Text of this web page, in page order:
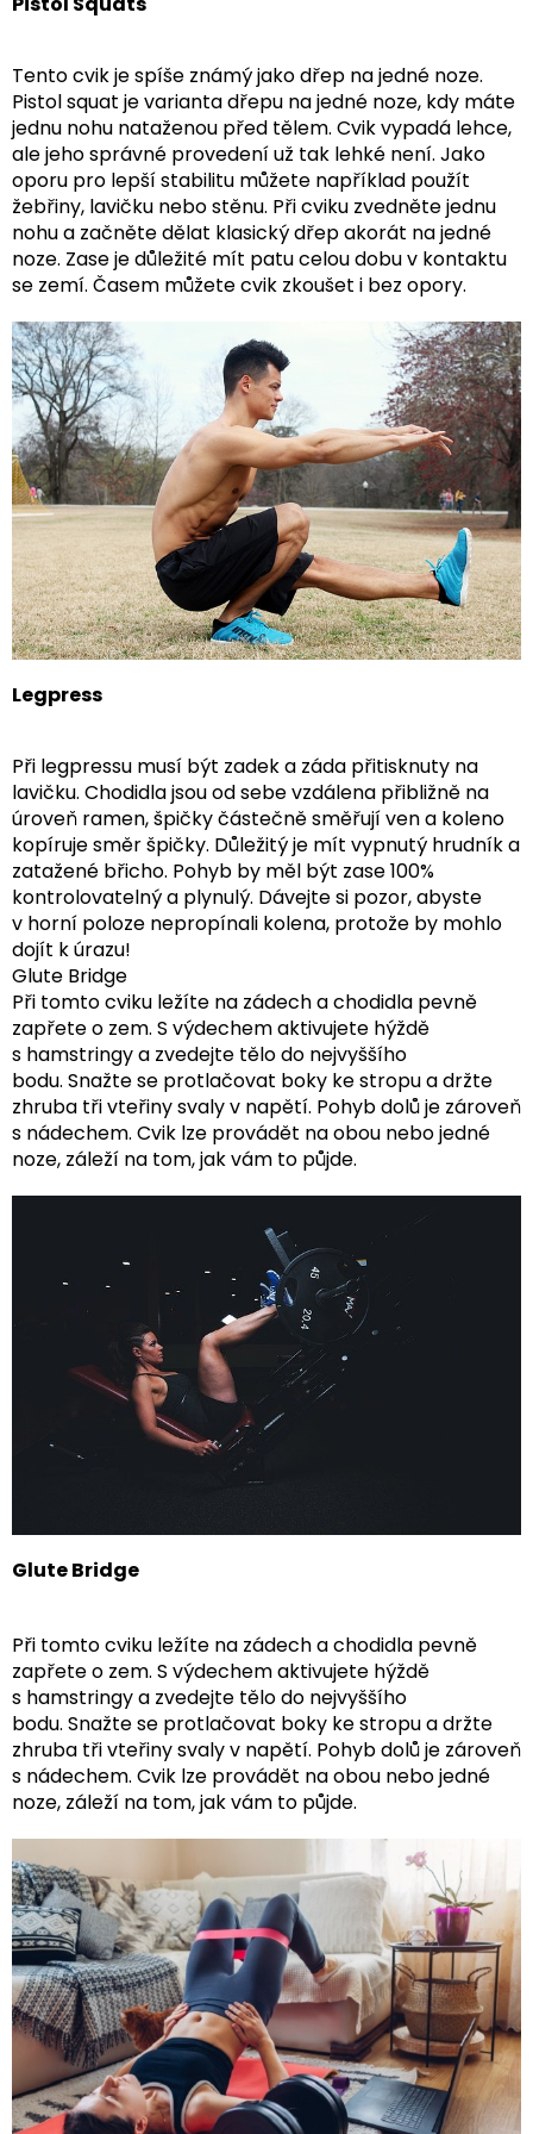
Tento cvik je spíše známý jako dřep na jedné noze.
Pistol squat je varianta dřepu na jedné noze, kdy máte
jednu nohu nataženou před tělem. Cvik vypadá lehce,
ale jeho správné provedení už tak lehké není. Jako
oporu pro lepší stabilitu můžete například použít
žebřiny, lavičku nebo stěnu. Při cviku zvedněte jednu
nohu a začněte dělat klasický dřep akorát na jedné
noze. Zase je důležité mít patu celou dobu v kontaktu
se zemí. Časem můžete cvik zkoušet i bez opory.
Legpress
Při legpressu musí být zadek a záda přitisknuty na
lavičku. Chodidla jsou od sebe vzdálena přibližně na
úroveň ramen, špičky částečně směřují ven a koleno
kopíruje směr špičky. Důležitý je mít vypnutý hrudník a
zatažené břicho. Pohyb by měl být zase 100%
kontrolovatelný a plynulý. Dávejte si pozor, abyste
v horní poloze nepropínali kolena, protože by mohlo
dojít k úrazu!
Glute Bridge
Při tomto cviku ležíte na zádech a chodidla pevně
zapřete o zem. S výdechem aktivujete hýždě
s hamstringy a zvedejte tělo do nejvyššího
bodu. Snažte se protlačovat boky ke stropu a držte
zhruba tři vteřiny svaly v napětí. Pohyb dolů je zároveň
s nádechem. Cvik lze provádět na obou nebo jedné
noze, záleží na tom, jak vám to půjde.
Glute Bridge
Při tomto cviku ležíte na zádech a chodidla pevně
zapřete o zem. S výdechem aktivujete hýždě
s hamstringy a zvedejte tělo do nejvyššího
bodu. Snažte se protlačovat boky ke stropu a držte
zhruba tři vteřiny svaly v napětí. Pohyb dolů je zároveň
s nádechem. Cvik lze provádět na obou nebo jedné
noze, záleží na tom, jak vám to půjde.